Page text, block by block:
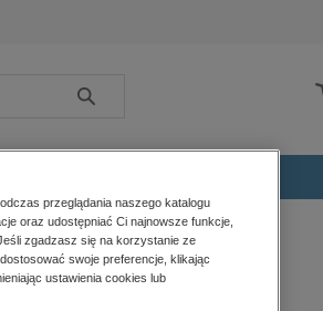
Szukaj
wszystkie E-prasa
przeglądania naszego katalogu
oraz udostępniać Ci najnowsze funkcje,
zgadzasz się na korzystanie ze
swoje preferencje, klikając
ustawienia cookies lub